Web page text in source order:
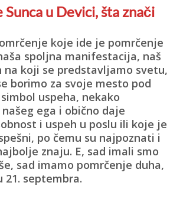
u Devici, šta znači
koje ide je pomrčenje
spoljna manifestacija, naš
na koji se predstavljamo svetu,
borimo za svoje mesto pod
uspeha, nekako
ega i obično daje
i uspeh u poslu ili koje je
po čemu su najpoznati i
znaju. E, sad imali smo
sad imamo pomrčenje duha,
septembra.